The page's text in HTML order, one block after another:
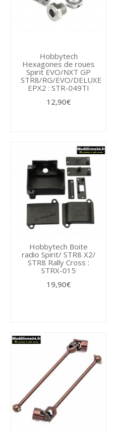
Hobbytech
Hexagones de roues
Spirit EVO/NXT GP
STR8/RG/EVO/DELUXE
EPX2 : STR-049TI
12,90€
Hobbytech Boite
radio Spirit/ STR8 X2/
STR8 Rally Cross :
STRX-015
19,90€